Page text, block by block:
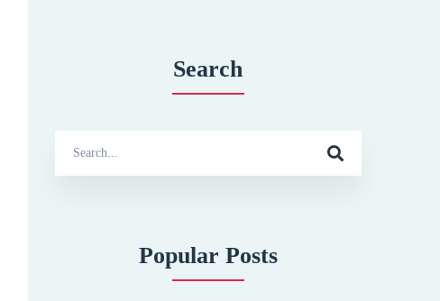
Search
Popular Posts